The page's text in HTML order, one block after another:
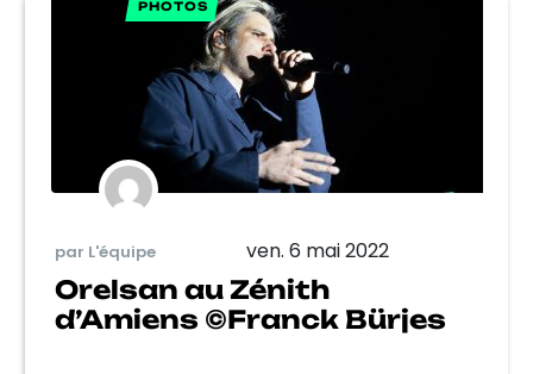
PHOTOS
par L'équipe ven. 6 mai 2022
Orelsan au Zénith
d’Amiens ©Franck Bürjes